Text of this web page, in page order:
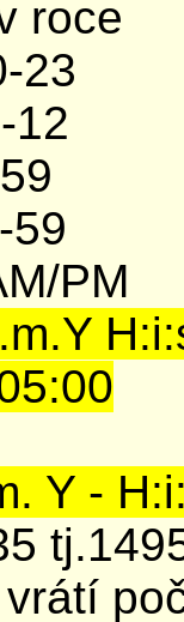
roce
23
12
59
PM
Y -
vrátí